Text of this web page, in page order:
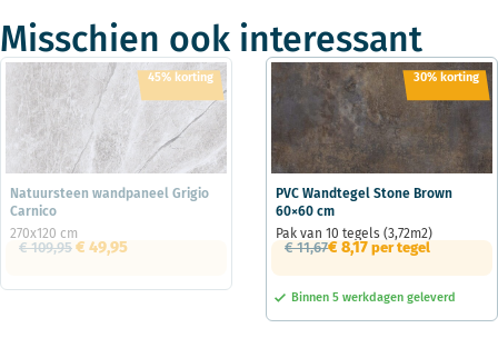
Misschien ook interessant
45% korting
Natuursteen wandpaneel Grigio
Carnico
270x120 cm
€109,95 € 49,95
30% korting
PVC Wandtegel Stone Brown
60×60 cm
Pak van 10 tegels (3,72m2)
€11,67€ 8,17 per tegel
Binnen 5 werkdagen geleverd